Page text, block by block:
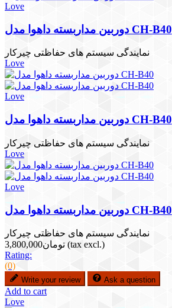
Love
دوربین مداربسته داهوا مدل CH-B40
نمایندگی سیستم های حفاظتی چیرکار
Love
Love
دوربین مداربسته داهوا مدل CH-B40
نمایندگی سیستم های حفاظتی چیرکار
Love
Love
دوربین مداربسته داهوا مدل CH-B40
نمایندگی سیستم های حفاظتی چیرکار
تومان3,800,000 (tax excl.)
Rating:
(0)
Write your review Ask a question
Add to cart
Love